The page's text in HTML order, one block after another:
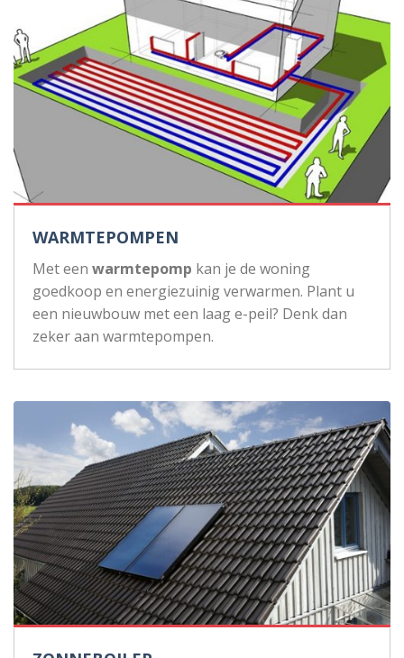
WARMTEPOMPEN
Met een warmtepomp kan je de woning
goedkoop en energiezuinig verwarmen. Plant u
een nieuwbouw met een laag e-peil? Denk dan
zeker aan warmtepompen.